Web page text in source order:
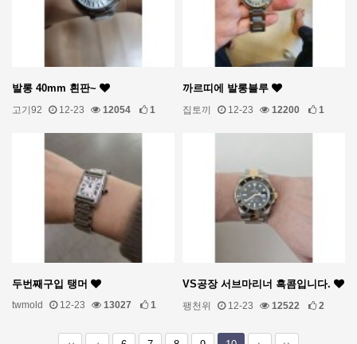
발롱 40mm 흰판~
고기92 12-23 12054 1
까르띠에 발롱블루
집토끼 12-23 12200 1
두번째구입 탱머
twmold 12-23 13027 1
VS공장 서브마리너 흑콤입니다.
팽천위 12-23 12522 2